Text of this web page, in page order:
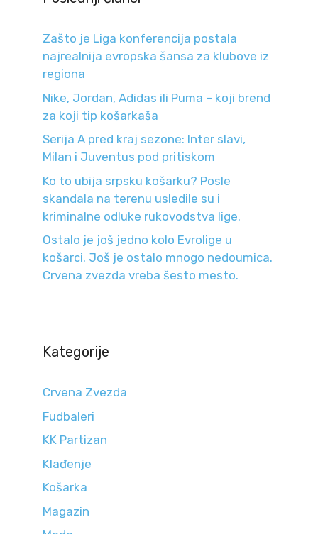
Zašto je Liga konferencija postala
najrealnija evropska šansa za klubove iz
regiona
Nike, Jordan, Adidas ili Puma – koji brend
za koji tip košarkaša
Serija A pred kraj sezone: Inter slavi,
Milan i Juventus pod pritiskom
Ko to ubija srpsku košarku? Posle
skandala na terenu usledile su i
kriminalne odluke rukovodstva lige.
Ostalo je još jedno kolo Evrolige u
košarci. Još je ostalo mnogo nedoumica.
Crvena zvezda vreba šesto mesto.
Kategorije
Crvena Zvezda
Fudbaleri
KK Partizan
Klađenje
Košarka
Magazin